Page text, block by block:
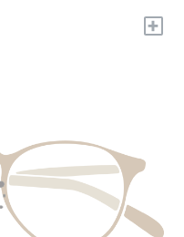
+